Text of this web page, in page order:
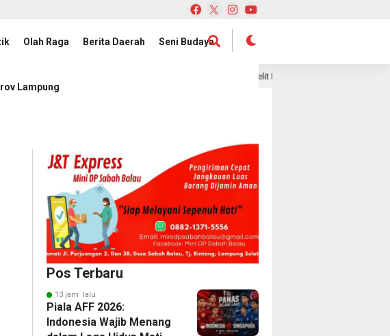
Olah Raga Berita Daerah Seni Budaya
Lampung
Satelit Lampung-1 Resmi Diluncurkan, Provinsi
Pos Terbaru
13 jam lalu
Piala AFF 2026:
Indonesia Wajib Menang